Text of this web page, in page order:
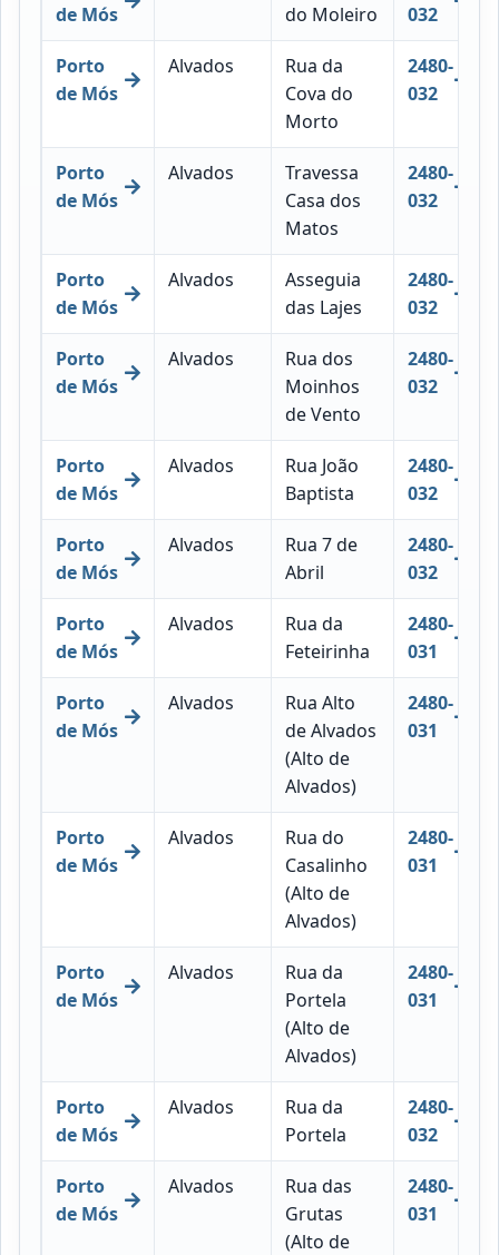
de Mós
do Moleiro
032
Porto
de Mós
Alvados
Rua da
Cova do
Morto
2480-
032
Porto
de Mós
Alvados
Travessa
Casa dos
Matos
2480-
032
Porto
de Mós
Alvados
Asseguia
das Lajes
2480-
032
Porto
de Mós
Alvados
Rua dos
Moinhos
de Vento
2480-
032
Porto
de Mós
Alvados
Rua João
Baptista
2480-
032
Porto
de Mós
Alvados
Rua 7 de
Abril
2480-
032
Porto
de Mós
Alvados
Rua da
Feteirinha
2480-
031
Porto
de Mós
Alvados
Rua Alto
de Alvados
(Alto de
Alvados)
2480-
031
Porto
de Mós
Alvados
Rua do
Casalinho
(Alto de
Alvados)
2480-
031
Porto
de Mós
Alvados
Rua da
Portela
(Alto de
Alvados)
2480-
031
Porto
de Mós
Alvados
Rua da
Portela
2480-
032
Porto
de Mós
Alvados
Rua das
Grutas
(Alto de
2480-
031